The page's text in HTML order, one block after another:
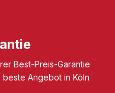
Best-Preis-Garantie
Angebot in Köln